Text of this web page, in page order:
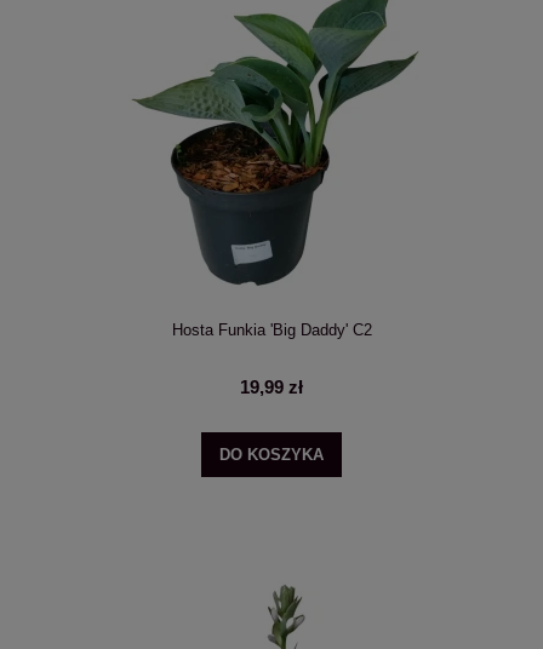
Hosta Funkia 'Big Daddy' C2
19,99 zł
DO KOSZYKA